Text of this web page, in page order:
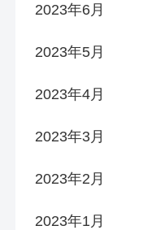
2023年6月
2023年5月
2023年4月
2023年3月
2023年2月
2023年1月